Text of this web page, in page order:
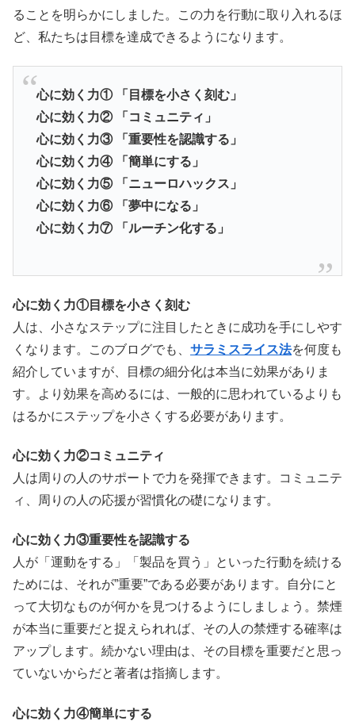
ることを明らかにしました。
この力を行動に取り入れるほ
ど、 私たちは目標を達成できるようになります。
心に効く力① 「目標を小さく刻む」
心に効く力② 「コミュニティ」
心に効く力③ 「重要性を認識する」
心に効く力④ 「簡単にする」
心に効く力⑤ 「ニューロハックス」
心に効く力⑥ 「夢中になる」
心に効く力⑦ 「ルーチン化する」
心に効く力①目標を小さく刻む
人は、小さなステップに注目したときに成功を手にしやす
くなります。このブログでも、 サラミスライス法を何度も
紹介していますが、目標の細分化は本当に効果がありま
す。より効果を高めるには、 一般的に思われているよりも
はるかにステップを小さくする必要があります。
心に効く力②コミュニティ
人は周りの人のサポートで力を発揮できます。コミュニテ
ィ、周りの人の応援が習慣化の礎になります。
心に効く力③重要性を認識する
人が「運動をする」「製品を買う」といった行動を続ける
ためには、 それが”重要”である必要があります。自分にと
って大切なものが何かを見つけるようにしましょう。禁煙
が本当に重要だと捉えられれば、その人の禁煙する確率は
アップします。続かない理由は、その目標を重要だと思っ
ていないからだと著者は指摘します。
心に効く力④簡単にする